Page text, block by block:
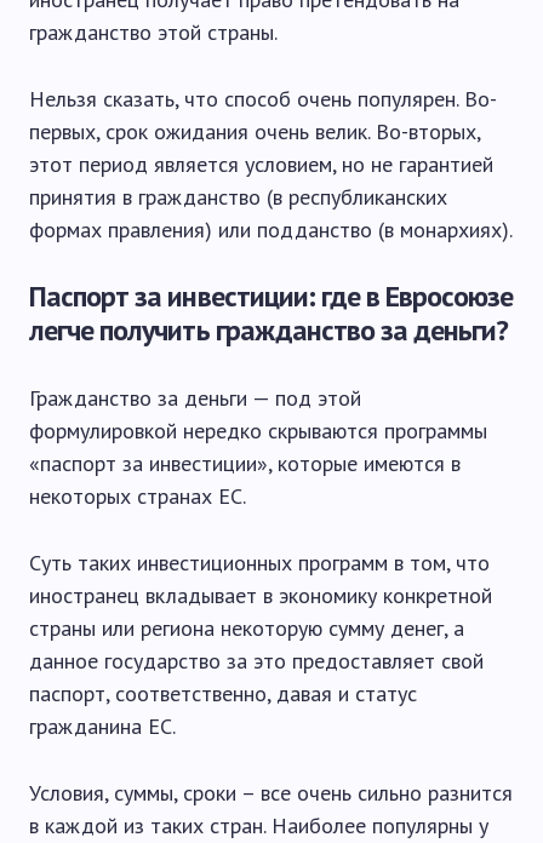
гражданство этой страны.
Нельзя сказать, что способ очень популярен. Во-
первых, срок ожидания очень велик. Во-вторых,
этот период является условием, но не гарантией
принятия в гражданство (в республиканских
формах правления) или подданство (в монархиях).
Паспорт за инвестиции: где в Евросоюзе
легче получить гражданство за деньги?
Гражданство за деньги — под этой
формулировкой нередко скрываются программы
«паспорт за инвестиции», которые имеются в
некоторых странах ЕС.
Суть таких инвестиционных программ в том, что
иностранец вкладывает в экономику конкретной
страны или региона некоторую сумму денег, а
данное государство за это предоставляет свой
паспорт, соответственно, давая и статус
гражданина ЕС.
Условия, суммы, сроки – все очень сильно разнится
в каждой из таких стран. Наиболее популярны у